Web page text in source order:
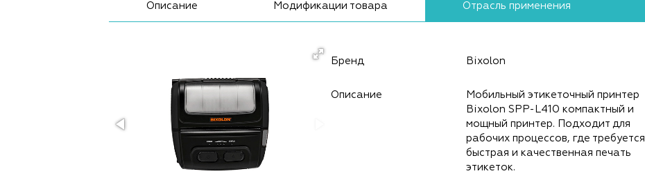
Описание Модификации товара Отрасль применения
Бренд Bixolon
Описание
Мобильный этикеточный принтер
Bixolon SPP-L410 компактный и
мощный принтер. Подходит для
рабочих процессов, где требуется
быстрая и качественная печать
этикеток.